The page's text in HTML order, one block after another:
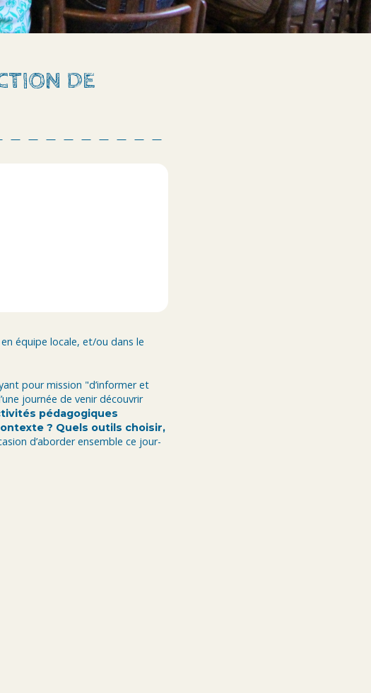
DE
équipe locale, et/ou dans le
pour mission "d’informer et
journée de venir découvrir
pédagogiques
? Quels outils choisir,
d’aborder ensemble ce jour-